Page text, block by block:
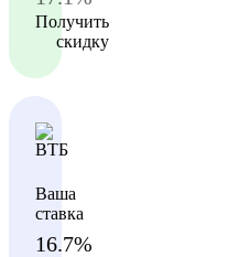
Получить
скидку
Ваша
ставка
16.7%